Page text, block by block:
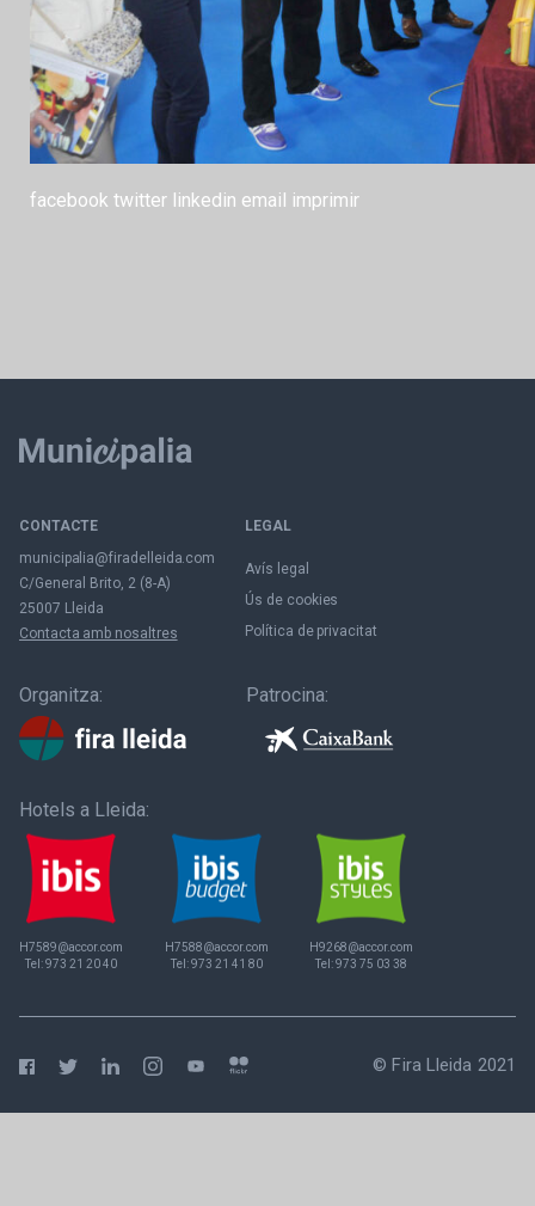
facebook twitter linkedin email imprimir
CONTACTE
municipalia@firadelleida.com
C/General Brito, 2 (8-A)
25007 Lleida
Contacta amb nosaltres
LEGAL
Avís legal
Ús de cookies
Política de privacitat
Organitza: Patrocina:
Hotels a Lleida:
H7589@accor.com
Tel:973 21 20 40
H7588@accor.com
Tel:973 21 41 80
H9268@accor.com
Tel:973 75 03 38
© Fira Lleida 2021